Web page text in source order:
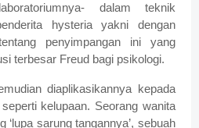
dalam teknik
hysteria yakni dengan
penyimpangan ini yang
terbesar Freud bagi psikologi.
diaplikasikannya kepada
kelupaan. Seorang wanita
‘lupa sarung tangannya’, sebuah